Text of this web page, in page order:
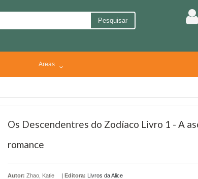
Pesquisar
Areas
Os Descendentres do Zodíaco Livro 1 - A
romance
Autor: Zhao, Katie | Editora: Livros da Alice